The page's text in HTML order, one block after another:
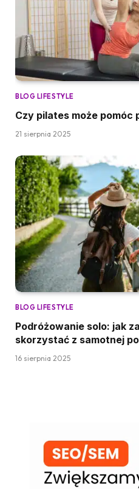
BLOG LIFESTYLE
Czy pilates może pomóc
21 sierpnia 2025
BLOG LIFESTYLE
Podróżowanie solo: jak
skorzystać z samotnej
16 sierpnia 2025